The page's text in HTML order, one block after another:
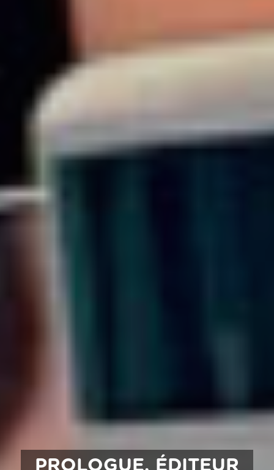
PROLOGUE, ÉDITEUR
Please set a mobile device fallback image for this
video in your wordpress backend